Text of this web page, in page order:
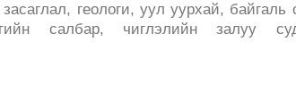
геологи, уул уурхай, байгаль
салбар, чиглэлийн залуу